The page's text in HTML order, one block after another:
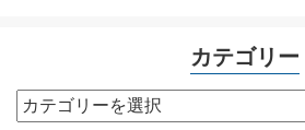
カテゴリー
カ